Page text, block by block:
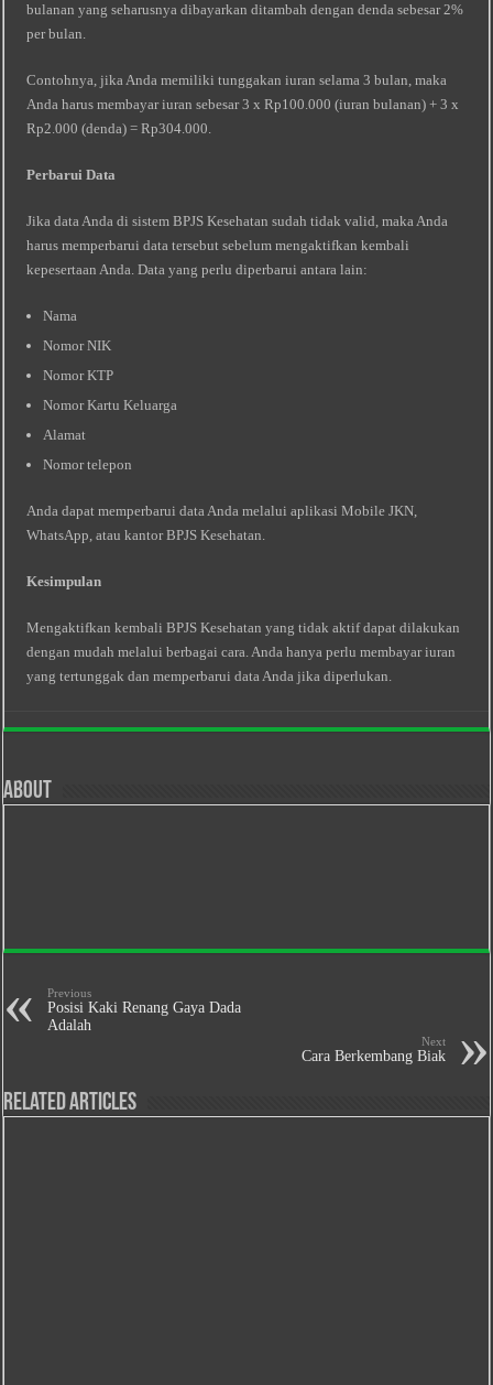
bulanan yang seharusnya dibayarkan ditambah dengan denda sebesar 2%
per bulan.
Contohnya, jika Anda memiliki tunggakan iuran selama 3 bulan, maka
Anda harus membayar iuran sebesar 3 x Rp100.000 (iuran bulanan) + 3 x
Rp2.000 (denda) = Rp304.000.
Perbarui Data
Jika data Anda di sistem BPJS Kesehatan sudah tidak valid, maka Anda
harus memperbarui data tersebut sebelum mengaktifkan kembali
kepesertaan Anda. Data yang perlu diperbarui antara lain:
Nama
Nomor NIK
Nomor KTP
Nomor Kartu Keluarga
Alamat
Nomor telepon
Anda dapat memperbarui data Anda melalui aplikasi Mobile JKN,
WhatsApp, atau kantor BPJS Kesehatan.
Kesimpulan
Mengaktifkan kembali BPJS Kesehatan yang tidak aktif dapat dilakukan
dengan mudah melalui berbagai cara. Anda hanya perlu membayar iuran
yang tertunggak dan memperbarui data Anda jika diperlukan.
About
Previous
Posisi Kaki Renang Gaya Dada
Adalah
Next
Cara Berkembang Biak
Related Articles